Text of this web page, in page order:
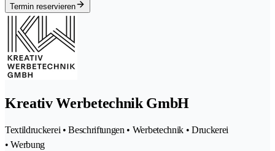
Termin reservieren
Kreativ Werbetechnik GmbH
Textildruckerei • Beschriftungen • Werbetechnik • Druckerei
• Werbung